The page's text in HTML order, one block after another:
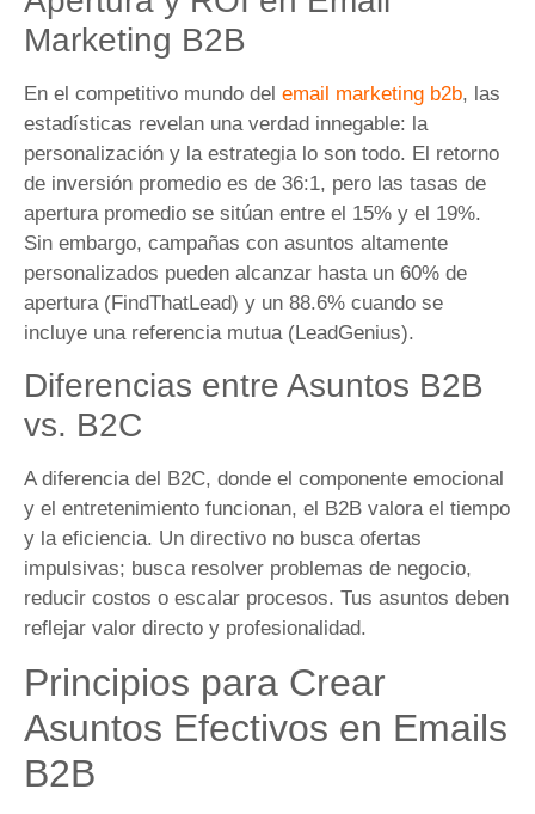
Marketing B2B
En el competitivo mundo del email marketing b2b, las
estadísticas revelan una verdad innegable: la
personalización y la estrategia lo son todo. El retorno
de inversión promedio es de 36:1, pero las tasas de
apertura promedio se sitúan entre el 15% y el 19%.
Sin embargo, campañas con asuntos altamente
personalizados pueden alcanzar hasta un 60% de
apertura (FindThatLead) y un 88.6% cuando se
incluye una referencia mutua (LeadGenius).
Diferencias entre Asuntos B2B
vs. B2C
A diferencia del B2C, donde el componente emocional
y el entretenimiento funcionan, el B2B valora el tiempo
y la eficiencia. Un directivo no busca ofertas
impulsivas; busca resolver problemas de negocio,
reducir costos o escalar procesos. Tus asuntos deben
reflejar valor directo y profesionalidad.
Principios para Crear
Asuntos Efectivos en Emails
B2B